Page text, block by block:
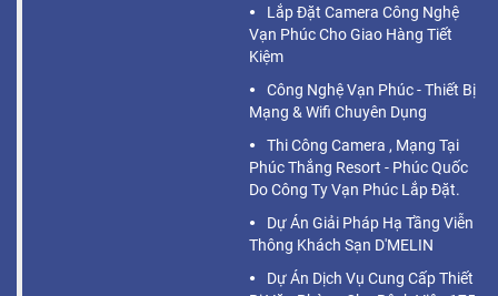
Lắp Đặt Camera Công Nghệ
Vạn Phúc Cho Giao Hàng Tiết
Kiệm
Công Nghệ Vạn Phúc - Thiết Bị
Mạng & Wifi Chuyên Dụng
Thi Công Camera , Mạng Tại
Phúc Thắng Resort - Phúc Quốc
Do Công Ty Vạn Phúc Lắp Đặt.
Dự Án Giải Pháp Hạ Tầng Viễn
Thông Khách Sạn D'MELIN
Dự Án Dịch Vụ Cung Cấp Thiết